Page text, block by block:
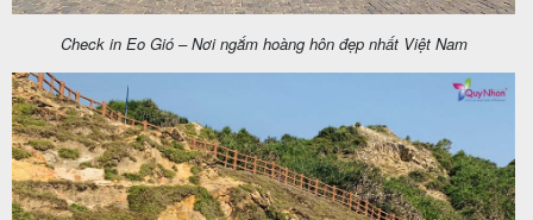
Check in Eo Gió – Nơi ngắm hoàng hôn đẹp nhất Việt Nam